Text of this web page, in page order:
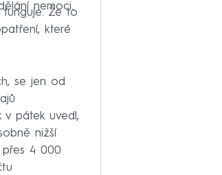
nemoci.
Že to
které
se jen od
v pátek uvedl,
nižší
přes 4 000